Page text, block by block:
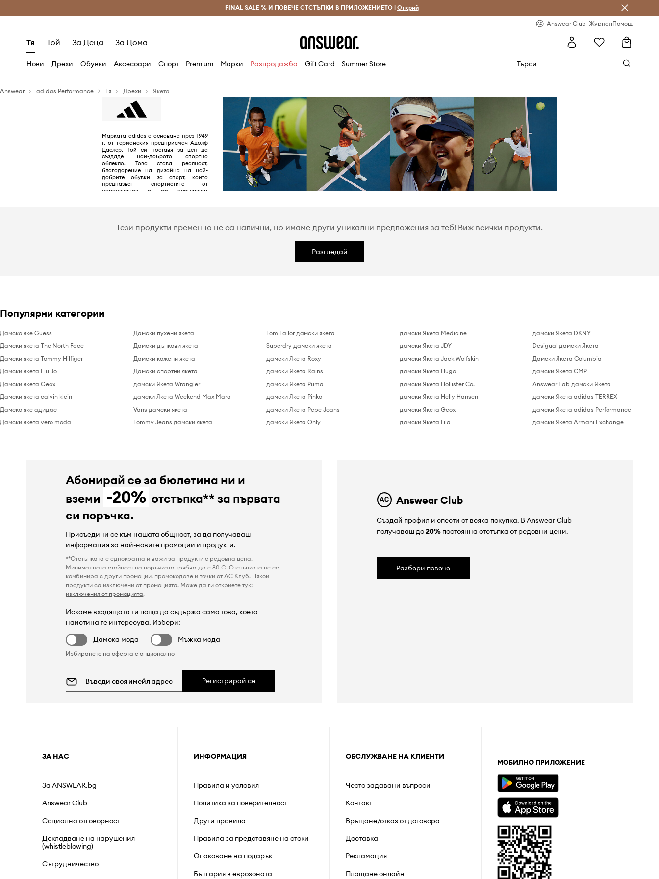
Безплатни доставка и връщане за поръчки над 70 EUR Доставка 1-5 дни
FINAL SALE % И ПОВЕЧЕ ОТСТЪПКИ В ПРИЛОЖЕНИЕТО | Открий
Answear Club ЖурналПомощ
Тя Той За Деца За Дома
Нови Дрехи Обувки Аксесоари Спорт Premium Марки Разпродажба Gift Card Summer Store
Answear adidas Performance Тя Дрехи Якета
Марката adidas е основана през 1949
г. от германския предприемач Адолф
Даслер. Той си поставя за цел да
създаде най-доброто спортно
облекло. Това става реалност,
благодарение на дизайна на най-
добрите обувки за спорт, които
предпазват спортистите от
наранявания и им осигуряват
Тези продукти временно не са налични, но имаме други уникални предложения за теб! Виж всички продукти.
Разгледай
Популярни категории
Дамско яке Guess
Дамски якета The North Face
Дамски якета Tommy Hilfiger
Дамски якета Liu Jo
Дамски якета Geox
Дамски якета calvin klein
Дамско яке адидас
Дамски якета vero moda
Дамски пухени якета
Дамски дънкови якета
Дамски кожени якета
Дамски спортни якета
дамски Якета Wrangler
дамски Якета Weekend Max Mara
Vans дамски якета
Tommy Jeans дамски якета
Tom Tailor дамски якета
Superdry дамски якета
дамски Якета Roxy
дамски Якета Rains
дамски Якета Puma
дамски Якета Pinko
дамски Якета Pepe Jeans
дамски Якета Only
дамски Якета Medicine
дамски Якета JDY
дамски Якета Jack Wolfskin
дамски Якета Hugo
дамски Якета Hollister Co.
дамски Якета Helly Hansen
дамски Якета Geox
дамски Якета Fila
дамски Якета DKNY
Desigual дамски Якета
Дамски Якета Columbia
дамски Якета CMP
Answear Lab дамски Якета
дамски Якета adidas TERREX
дамски Якета adidas Performance
дамски Якета Armani Exchange
Абонирай се за бюлетина ни и
вземи -20% отстъпка** за първата
си поръчка.
Присъедини се към нашата общност, за да получаваш
информация за най-новите промоции и продукти.
**Отстъпката е еднократна и важи за продукти с редовна цена.
Минималната стойност на поръчката трябва да е 80 €. Отстъпката не се
комбинира с други промоции, промокодове и точки от AC Клуб. Някои
продукти са изключени от промоцията. Може да ги откриете тук:
изключения от промоцията.
Искаме входящата ти поща да съдържа само това, което
наистина те интересува. Избери:
Дамска мода
Мъжка мода
Избирането на оферта е опционално
Регистрирай се
Answear Club
Създай профил и спести от всяка покупка. В Answear Club
получаваш до20%постоянна отстъпка от редовни цени.
Разбери повече
ЗА НАС
За ANSWEAR.bg
Answear Club
Социална отговорност
Докладване на нарушения
(whistleblowing)
Сътрудничество
ИНФОРМАЦИЯ
Правила и условия
Политика за поверителност
Други правила
Правила за представяне на стоки
Опаковане на подарък
България в еврозоната
ОБСЛУЖВАНЕ НА КЛИЕНТИ
Често задавани въпроси
Контакт
Връщане/отказ от договора
Доставка
Рекламация
Плащане онлайн
МОБИЛНО ПРИЛОЖЕНИЕ